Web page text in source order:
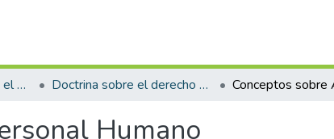
Fuentes jurídicas sobre el derecho a la autonomía personal Doctrina sobre el derecho a la autonomía personal
Humano